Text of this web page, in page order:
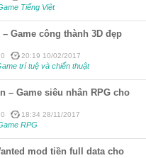
Tiếng Việt
Game công thành 3D đẹp
0 20:19 10/02/2017
trí tuệ và chiến thuật
– Game siêu nhân RPG cho
0 18:34 28/11/2017
RPG
mod tiền full data cho